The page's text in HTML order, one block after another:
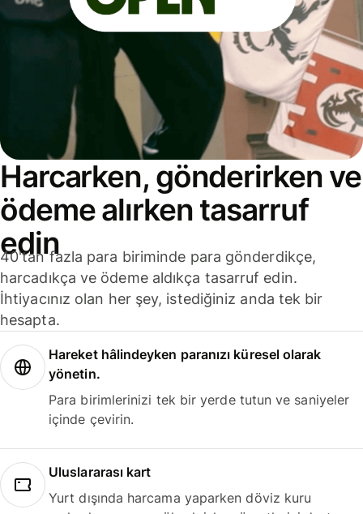
Harcarken, gönderirken ve
ödeme alırken tasarruf
edin
40'tan fazla para biriminde para gönderdikçe,
harcadıkça ve ödeme aldıkça tasarruf edin.
İhtiyacınız olan her şey, istediğiniz anda tek bir
hesapta.
Hareket hâlindeyken paranızı küresel olarak
yönetin.
Para birimlerinizi tek bir yerde tutun ve saniyeler
içinde çevirin.
Uluslararası kart
Yurt dışında harcama yaparken döviz kuru